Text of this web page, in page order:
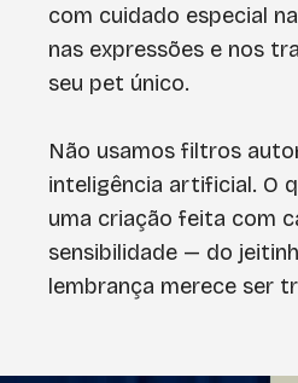
com cuidado especial
nas expressões e nos
seu pet único.
Não usamos filtros
inteligência artificial. O
uma criação feita com
sensibilidade — do
lembrança merece ser